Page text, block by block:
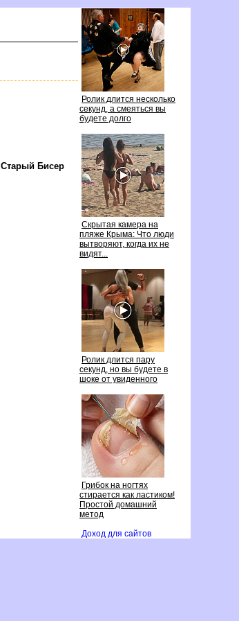
Ролик длится несколько
секунд, а смеяться вы
удете долго
Скрытая камера на
пляже Крыма: Что люди
ытворяют, когда их не
идят...
Ролик длится пару
секунд, но вы будете
шоке от увиденного
Грибок на ногтях
стирается как ластиком!
Простой домашний
метод
Доход для сайто
Старый Бисер